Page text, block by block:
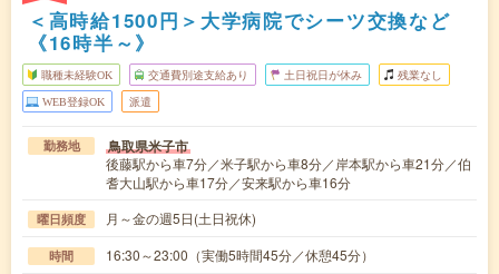
＜高時給1500円＞大学病院でシーツ交換など
《16時半～》
職種未経験OK 交通費別途支給あり 土日祝日が休み 残業なし
WEB登録OK 派遣
勤務地 鳥取県米子市
後藤駅から車7分／米子駅から車8分／岸本駅から車21分／伯
耆大山駅から車17分／安来駅から車16分
曜日頻度 月～金の週5日(土日祝休)
時間 16:30～23:00（実働5時間45分／休憩45分）